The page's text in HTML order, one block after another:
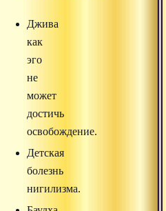
Джива
как
эго
не
может
достичь
освобождение.
Детская
болезнь
нигилизма.